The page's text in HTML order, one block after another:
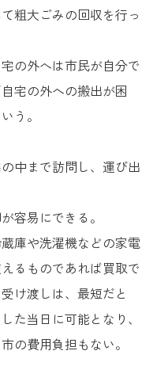
粗大ごみの回収を行っ
の外へは市民が自分で
宅の外への搬出が困
う。
中まで訪問し、運び出
容易にできる。
庫や洗濯機などの家電
るものであれば買取で
け渡しは、最短だと
た当日に可能となり、
の費用負担もない。